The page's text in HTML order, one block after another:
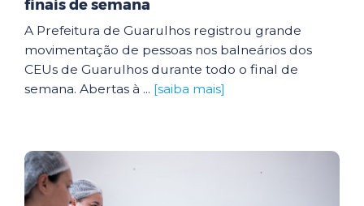
finais de semana
A Prefeitura de Guarulhos registrou grande
movimentação de pessoas nos balneários dos
CEUs de Guarulhos durante todo o final de
semana. Abertas à ... [saiba mais]